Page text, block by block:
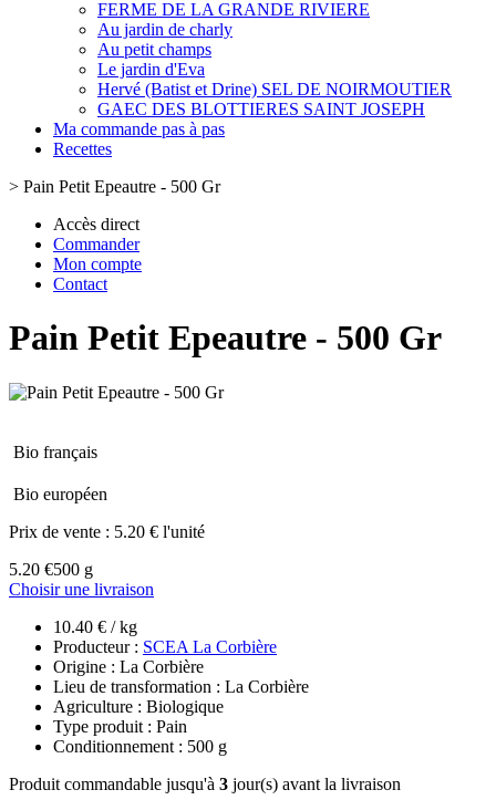
FERME DE LA GRANDE RIVIERE
Au jardin de charly
Au petit champs
Le jardin d'Eva
Hervé (Batist et Drine) SEL DE NOIRMOUTIER
GAEC DES BLOTTIERES SAINT JOSEPH
Ma commande pas à pas
Recettes
> Pain Petit Epeautre - 500 Gr
Accès direct
Commander
Mon compte
Contact
Pain Petit Epeautre - 500 Gr
Bio français
Bio européen
Prix de vente : 5.20 € l'unité
5.20 €500 g
Choisir une livraison
10.40 € / kg
Producteur : SCEA La Corbière
Origine : La Corbière
Lieu de transformation : La Corbière
Agriculture : Biologique
Type produit : Pain
Conditionnement : 500 g
Produit commandable jusqu'à 3 jour(s) avant la livraison